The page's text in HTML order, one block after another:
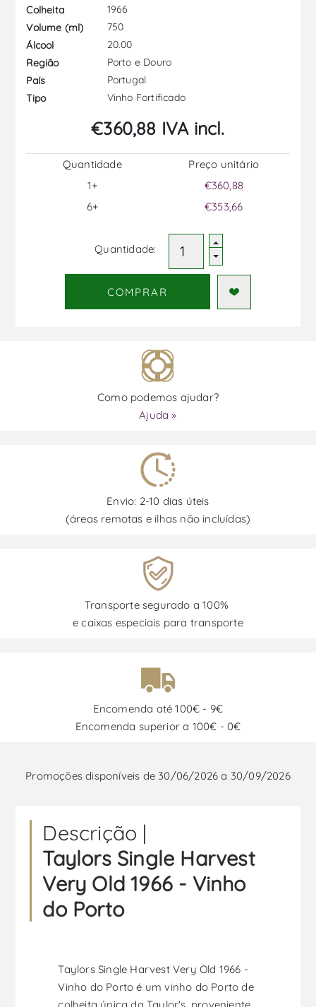
Colheita
1966
Volume (ml)
750
Álcool
20.00
Região
Porto e Douro
País
Portugal
Tipo
Vinho Fortificado
€360,88 IVA incl.
Quantidade
1+
6+
Preço unitário
€360,88
€353,66
Quantidade:
COMPRAR
Como podemos ajudar?
Ajuda »
Envio: 2-10 dias úteis
(áreas remotas e ilhas não incluídas)
Transporte segurado a 100%
e caixas especiais para transporte
Encomenda até 100€ - 9€
Encomenda superior a 100€ - 0€
Promoções disponíveis de 30/06/2026 a 30/09/2026
Descrição |
Taylors Single Harvest
Very Old 1966 - Vinho
do Porto
Taylors Single Harvest Very Old 1966 -
Vinho do Porto é um vinho do Porto de